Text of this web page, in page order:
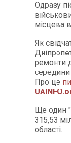
Одразу
місцева
Як
ремонти
середини
Про це
Ще один
315,53
області.